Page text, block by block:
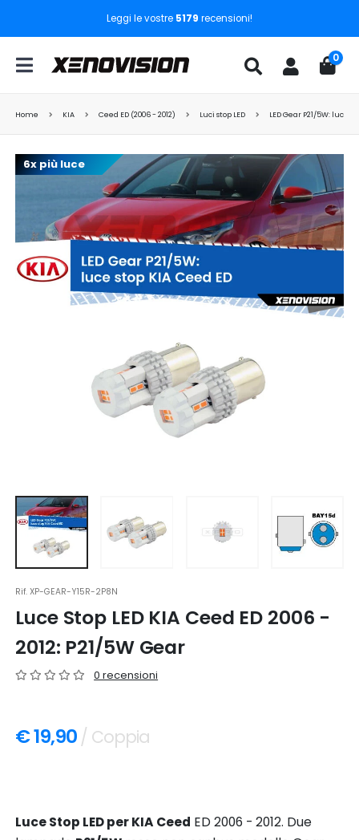
Leggi le vostre 5179 recensioni!
0
Home KIA Ceed ED (2006 - 2012) Luci stop LED LED Gear P21/5W: luce
6x più luce
Rif.XP-GEAR-Y15R-2P8N
Luce Stop LED KIA Ceed ED 2006 -
2012: P21/5W Gear
0 recensioni
€ 19,90 / Coppia
Luce Stop LED per KIA Ceed ED 2006 - 2012. Due